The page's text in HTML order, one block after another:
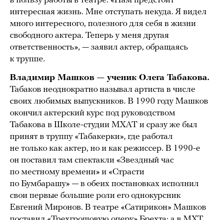
интересная жизнь. Мне отступать некуда. Я видел
много интересного, полезного для себя в жизни
свободного актера. Теперь у меня другая
ответственность», — заявил актер, обращаясь
к труппе.
Владимир Машков — ученик Олега Табакова.
Табаков неоднократно называл артиста в числе
своих любимых выпускников. В 1990 году Машков
окончил актерский курс под руководством
Табакова в Школе-студии МХАТ и сразу же был
принят в труппу «Табакерки», где работал
не только как актер, но и как режиссер. В 1990-е
он поставил там спектакли «Звездный час
по местному времени» и «Страсти
по Бумбарашу» — в обеих постановках исполнил
свои первые большие роли его однокурсник
Евгений Миронов. В театре «Сатирикон» Машков